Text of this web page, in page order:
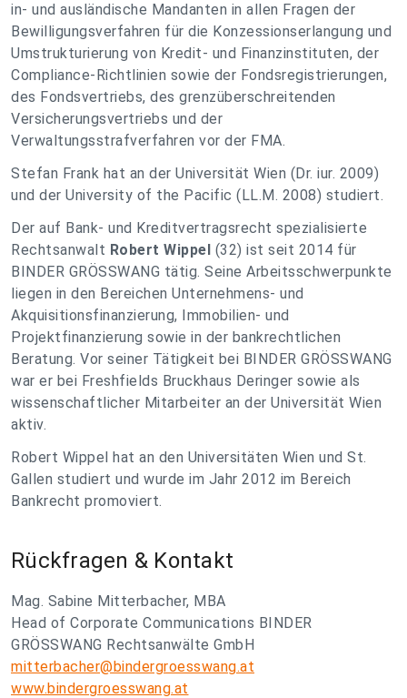
in- und ausländische Mandanten in allen Fragen der
Bewilligungsverfahren für die Konzessionserlangung und
Umstrukturierung von Kredit- und Finanzinstituten, der
Compliance-Richtlinien sowie der Fondsregistrierungen,
des Fondsvertriebs, des grenzüberschreitenden
Versicherungsvertriebs und der
Verwaltungsstrafverfahren vor der FMA.
Stefan Frank hat an der Universität Wien (Dr. iur. 2009)
und der University of the Pacific (LL.M. 2008) studiert.
Der auf Bank- und Kreditvertragsrecht spezialisierte
Rechtsanwalt Robert Wippel (32) ist seit 2014 für
BINDER GRÖSSWANG tätig. Seine Arbeitsschwerpunkte
liegen in den Bereichen Unternehmens- und
Akquisitionsfinanzierung, Immobilien- und
Projektfinanzierung sowie in der bankrechtlichen
Beratung. Vor seiner Tätigkeit bei BINDER GRÖSSWANG
war er bei Freshfields Bruckhaus Deringer sowie als
wissenschaftlicher Mitarbeiter an der Universität Wien
aktiv.
Robert Wippel hat an den Universitäten Wien und St.
Gallen studiert und wurde im Jahr 2012 im Bereich
Bankrecht promoviert.
Rückfragen & Kontakt
Mag. Sabine Mitterbacher, MBA
Head of Corporate Communications BINDER
GRÖSSWANG Rechtsanwälte GmbH
mitterbacher@bindergroesswang.at
www.bindergroesswang.at